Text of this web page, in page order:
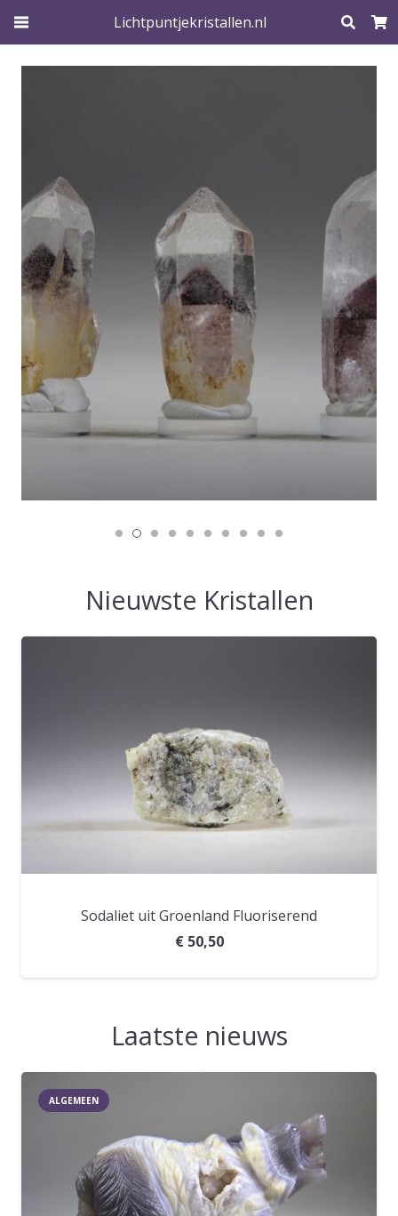
Lichtpuntjekristallen.nl
Nieuwste Kristallen
Laatste nieuws
ALGEMEEN